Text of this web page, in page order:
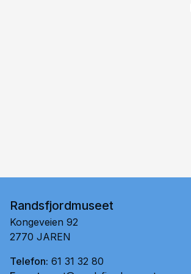
Randsfjordmuseet
Kongeveien 92
2770 JAREN
Telefon: 61 31 32 80